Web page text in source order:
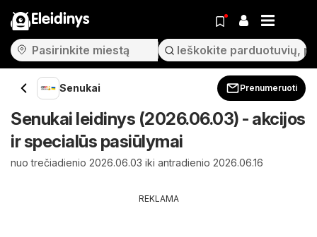
Eleidinys
Senukai Prenumeruoti
Senukai leidinys (2026.06.03) - akcijos
ir specialūs pasiūlymai
nuo trečiadienio 2026.06.03 iki antradienio 2026.06.16
REKLAMA